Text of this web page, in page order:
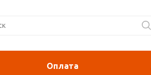
Оплата